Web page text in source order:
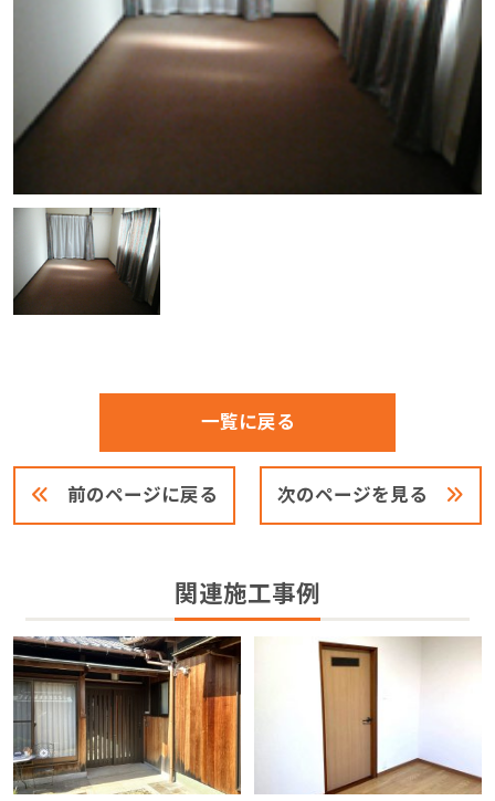
前のページに戻る
一覧に戻る
次のページを見る
関連施工事例